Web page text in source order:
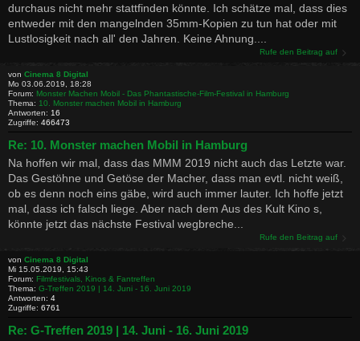
durchaus nicht mehr stattfinden könnte. Ich schätze mal, dass dies
entweder mit den mangelnden 35mm-Kopien zu tun hat oder mit
Lustlosigkeit nach all' den Jahren. Keine Ahnung....
Rufe den Beitrag auf
von Cinema 8 Digital
Mo 03.06.2019, 18:28
Forum: Monster Machen Mobil - Das Phantastische-Film-Festival in Hamburg
Thema: 10. Monster machen Mobil in Hamburg
Antworten: 16
Zugriffe: 466473
Re: 10. Monster machen Mobil in Hamburg
Na hoffen wir mal, dass das MMM 2019 nicht auch das Letzte war.
Das Gestöhne und Getöse der Macher, dass man evtl. nicht weiß,
ob es denn noch eins gäbe, wird auch immer lauter. Ich hoffe jetzt
mal, dass ich falsch liege. Aber nach dem Aus des Kult Kino s,
könnte jetzt das nächste Festival wegbreche...
Rufe den Beitrag auf
von Cinema 8 Digital
Mi 15.05.2019, 15:43
Forum: Filmfestivals, Kinos & Fantreffen
Thema: G-Treffen 2019 | 14. Juni - 16. Juni 2019
Antworten: 4
Zugriffe: 6761
Re: G-Treffen 2019 | 14. Juni - 16. Juni 2019